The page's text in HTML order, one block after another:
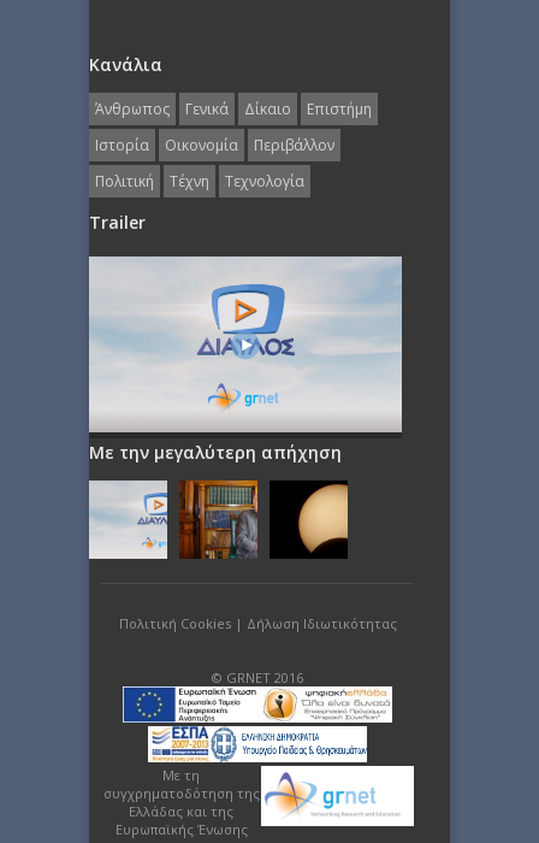
Κανάλια
Άνθρωπος Γενικά Δίκαιο
Επιστήμη
Ιστορία
Οικονομία
Περιβάλλον
Πολιτική
Τέχνη Τεχνολογία
Trailer
Με την μεγαλύτερη απήχηση
Πολιτική Cookies| Δήλωση Ιδιωτικότητας
© GRNET 2016
Με τη
συγχρηματοδότηση της
Ελλάδας και της
Ευρωπαϊκής Ένωσης